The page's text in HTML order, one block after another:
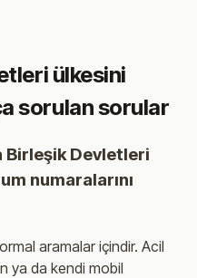
ülkesini
sorulan sorular
Birleşik Devletleri
numaralarını
aramalar içindir. Acil
ya da kendi mobil